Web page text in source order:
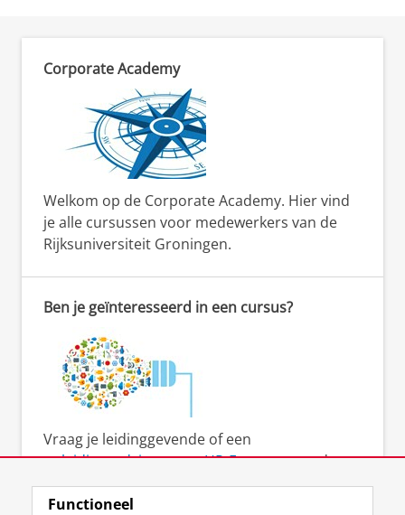
Corporate Academy
Welkom op de Corporate Academy. Hier vind
je alle cursussen voor medewerkers van de
Rijksuniversiteit Groningen.
Ben je geïnteresseerd in een cursus?
Vraag je leidinggevende of een
opleidingsadviseur van HR-Expertsnaar de
mogelijkheden.
Functioneel